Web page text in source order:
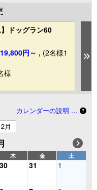
ドッグラン60
19,800円～ , (2名様1
様
カレンダーの説明 …
月
木 金 土
30 31 1